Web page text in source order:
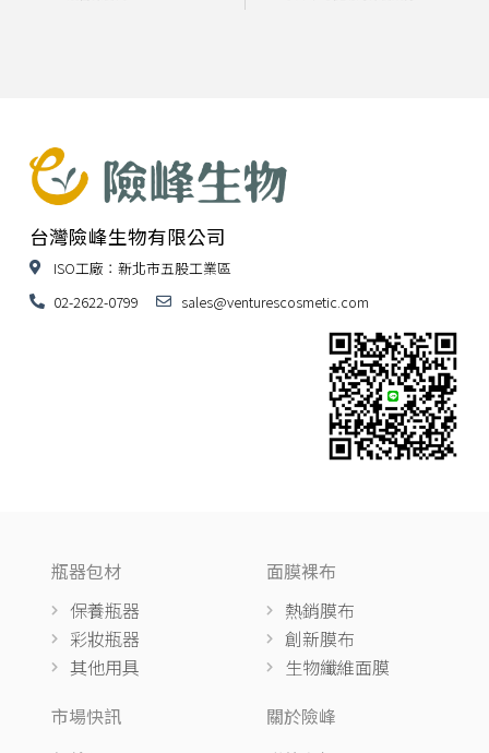
台灣險峰生物有限公司
ISO工廠：新北市五股工業區
02-2622-0799
sales@venturescosmetic.com
瓶器包材
保養瓶器
彩妝瓶器
其他用具
面膜裸布
熱銷膜布
創新膜布
生物纖維面膜
市場快訊
關於險峰